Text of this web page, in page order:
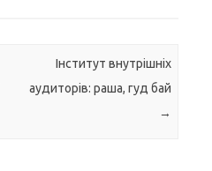
Інститут внутрішніх
аудиторів: раша, гуд бай
→